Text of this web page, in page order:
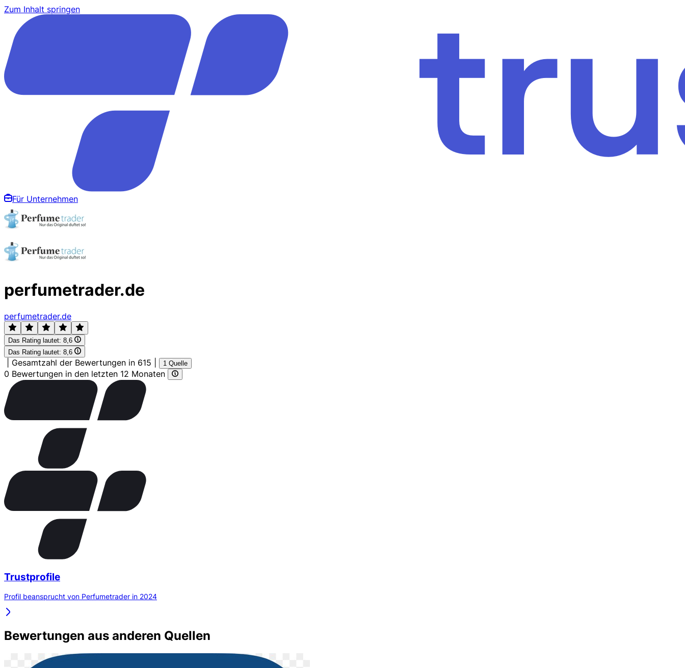
Zum Inhalt springen
Für Unternehmen
perfumetrader.de
perfumetrader.de
Das Rating lautet: 8,6
Das Rating lautet: 8,6
Gesamtzahl der Bewertungen in 615 1 Quelle
0 Bewertungen in den letzten 12 Monaten
Trustprofile
Profil beansprucht von Perfumetrader in 2024
Bewertungen aus anderen Quellen